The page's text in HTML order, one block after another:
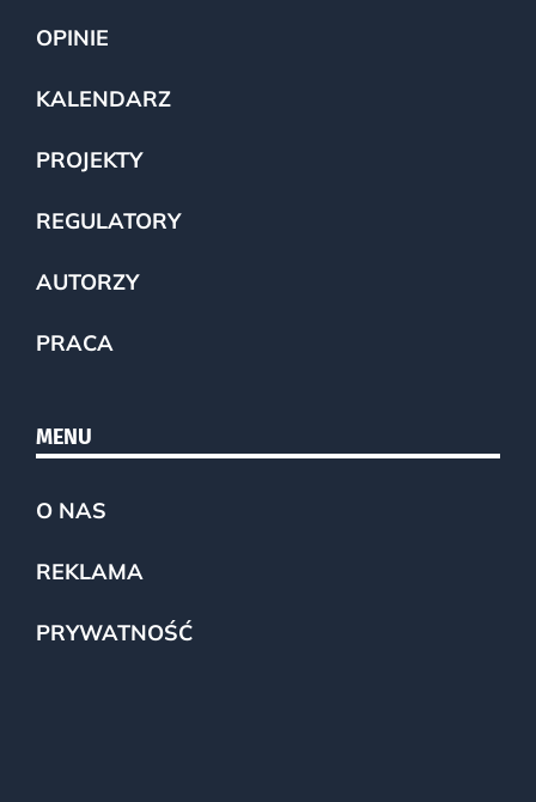
OPINIE
KALENDARZ
PROJEKTY
REGULATORY
AUTORZY
PRACA
MENU
O NAS
REKLAMA
PRYWATNOŚĆ